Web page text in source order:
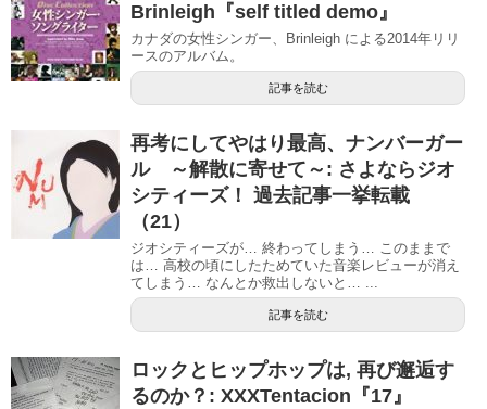
Brinleigh『self titled demo』
カナダの女性シンガー、Brinleigh による2014年リリ
ースのアルバム。
記事を読む
再考にしてやはり最高、ナンバーガー
ル ～解散に寄せて～: さよならジオ
シティーズ！ 過去記事一挙転載
（21）
ジオシティーズが… 終わってしまう… このままで
は… 高校の頃にしたためていた音楽レビューが消え
てしまう… なんとか救出しないと… ...
記事を読む
ロックとヒップホップは, 再び邂逅す
るのか？: XXXTentacion『17』